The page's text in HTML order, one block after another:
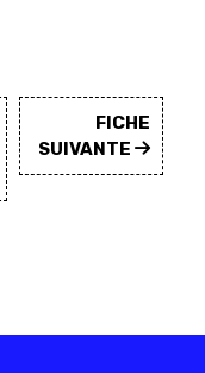
FICHE
SUIVANTE